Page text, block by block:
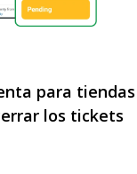
para tiendas
los tickets